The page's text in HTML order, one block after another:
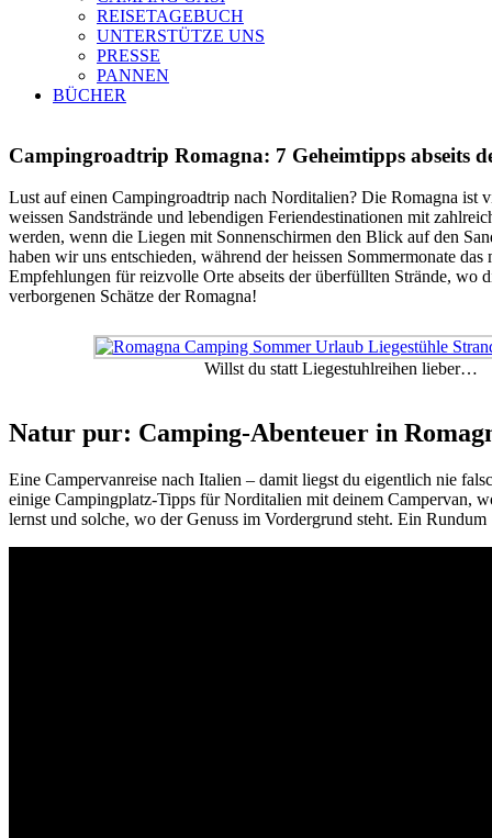
REISETAGEBUCH
UNTERSTÜTZE UNS
PRESSE
PANNEN
BÜCHER
Campingroadtrip Romagna: 7 Geheimtipps abseits
Lust auf einen Campingroadtrip nach Norditalien? Die Romagna ist
weissen Sandstrände und lebendigen Feriendestinationen mit
werden, wenn die Liegen mit Sonnenschirmen den Blick auf den
haben wir uns entschieden, während der heissen Sommermonate
Empfehlungen für reizvolle Orte abseits der überfüllten Strände, wo
verborgenen Schätze der Romagna!
Willst du statt Liegestuhlreihen lieber…
Natur pur: Camping-Abenteuer in
Eine Campervanreise nach Italien – damit liegst du eigentlich nie
einige Campingplatz-Tipps für Norditalien mit deinem Campervan,
lernst und solche, wo der Genuss im Vordergrund steht. Ein